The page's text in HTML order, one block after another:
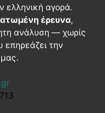
αγορά.
έρευνα,
ανάλυση — χωρίς
επηρεάζει την
μας.